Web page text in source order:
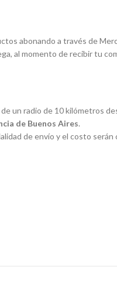
abonando a través de
al momento de recibir tu
un radio de 10 kilómetros
de Buenos Aires.
de envío y el costo